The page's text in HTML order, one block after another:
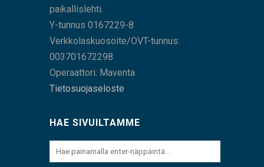
paikallislehti.
Y-tunnus 0167229-8
Verkkolaskuosoite/OVT-tunnus:
003701672298
Operaattori: Maventa
Tietosuojaseloste
HAE SIVUILTAMME